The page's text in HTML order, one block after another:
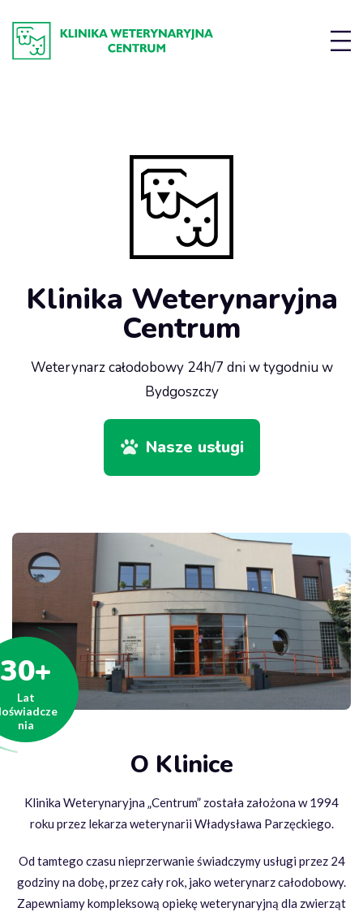
Klinika Weterynaryjna
Centrum
Weterynarz całodobowy 24h/7 dni w tygodniu w
Bydgoszczy
Nasze usługi
O Klinice
Klinika Weterynaryjna „Centrum” została założona w 1994
roku przez lekarza weterynarii Władysława Parzęckiego.
Od tamtego czasu nieprzerwanie świadczymy usługi przez 24
godziny na dobę, przez cały rok, jako weterynarz całodobowy.
Zapewniamy kompleksową opiekę weterynaryjną dla zwierząt
30+
Lat
nia